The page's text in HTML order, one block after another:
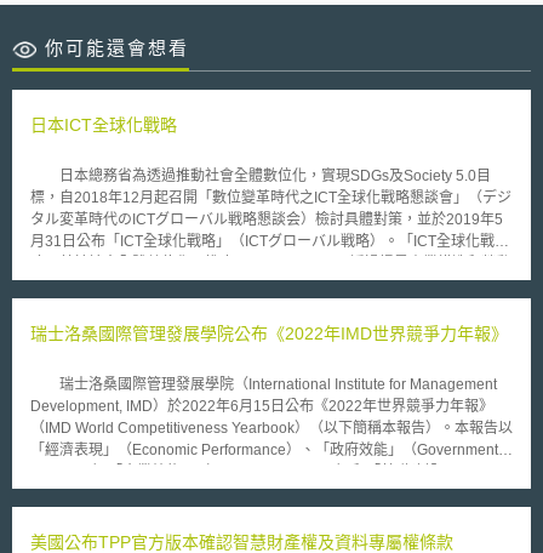
你可能還會想看
日本ICT全球化戰略
日本總務省為透過推動社會全體數位化，實現SDGs及Society 5.0目
標，自2018年12月起召開「數位變革時代之ICT全球化戰略懇談會」（デジ
タル変革時代のICTグローバル戦略懇談会）檢討具體對策，並於2019年5
月31日公布「ICT全球化戰略」（ICTグローバル戦略）。「ICT全球化戰
環境效率，創造具備豐富多彩價值之社會等理念，提出（1）透過數位化達
問題；（2）資料流通戰略︰以確保個人資料之可控性為前提，推動制定國
之AI原則，檢討AI時代之資料重要性，推動AI人才培育；（4）網路安全戰
略︰因應IoT機器和服務發展，確保網路安全性；（5）ICT海外展開戰略︰
因應世界數位市場發展趨勢，檢討如何推動日本企業於海外發展；（6）開
放創新戰略︰從利用次世代溝通技術提高生活品質、實現由資料所驅動之社
會、建構支援未來之高度化網路等方向出發，推動相關研發計畫等6大戰
瑞士洛桑國際管理發展學院公布《2022年IMD世界競爭力年報》
瑞士洛桑國際管理發展學院（International Institute for Management
Development, IMD）於2022年6月15日公布《2022年世界競爭力年報》
（IMD World Competitiveness Yearbook）（以下簡稱本報告）。本報告以
「經濟表現」（Economic Performance）、「政府效能」（Government
（Infrastructure）四大指標（含333項子標）評比63個經濟體。評比結果：
濟體之排名，如臺灣第7、美國第10、中國第17、南韓第27與日本第34。
美國公布TPP官方版本確認智慧財產權及資料專屬權條款